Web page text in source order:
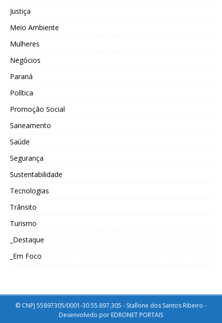
Justiça
Meio Ambiente
Mulheres
Negócios
Paraná
Política
Promoção Social
Saneamento
Saúde
Segurança
Sustentabilidade
Tecnologias
Trânsito
Turismo
_Destaque
_Em Foco
© CNPJ 55897305/0001-30 55.897.305 - Stallone dos Santos Ribeiro -
Desenvolvido por EDRONET PORTAIS